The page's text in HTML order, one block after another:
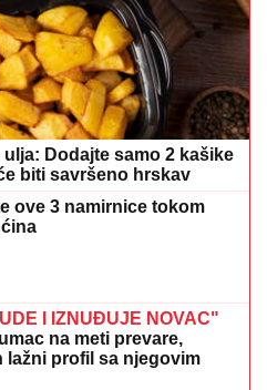
Dodajte samo 2 kašike
biti savršeno hrskav
ove 3 namirnice tokom
I IZNUĐUJE NOVAC"
na meti prevare,
lažni profil sa njegovim